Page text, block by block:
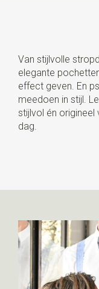
Van stijlvolle
elegante
effect geven. En
meedoen in stijl.
stijlvol én
dag.